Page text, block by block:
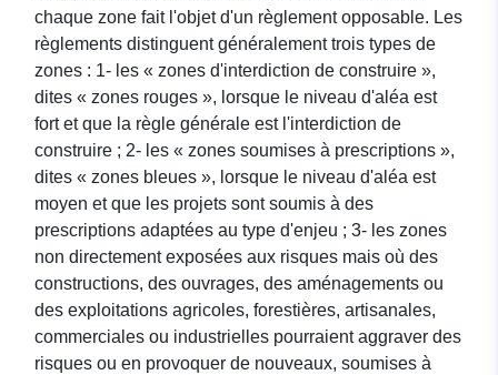
chaque zone fait l'objet d'un règlement opposable. Les
règlements distinguent généralement trois types de
zones : 1- les « zones d'interdiction de construire »,
dites « zones rouges », lorsque le niveau d'aléa est
fort et que la règle générale est l'interdiction de
construire ; 2- les « zones soumises à prescriptions »,
dites « zones bleues », lorsque le niveau d'aléa est
moyen et que les projets sont soumis à des
prescriptions adaptées au type d'enjeu ; 3- les zones
non directement exposées aux risques mais où des
constructions, des ouvrages, des aménagements ou
des exploitations agricoles, forestières, artisanales,
commerciales ou industrielles pourraient aggraver des
risques ou en provoquer de nouveaux, soumises à